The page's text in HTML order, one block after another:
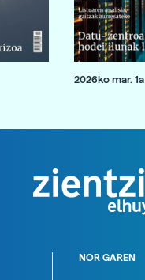
2026ko mar. 1a
NOR GAREN